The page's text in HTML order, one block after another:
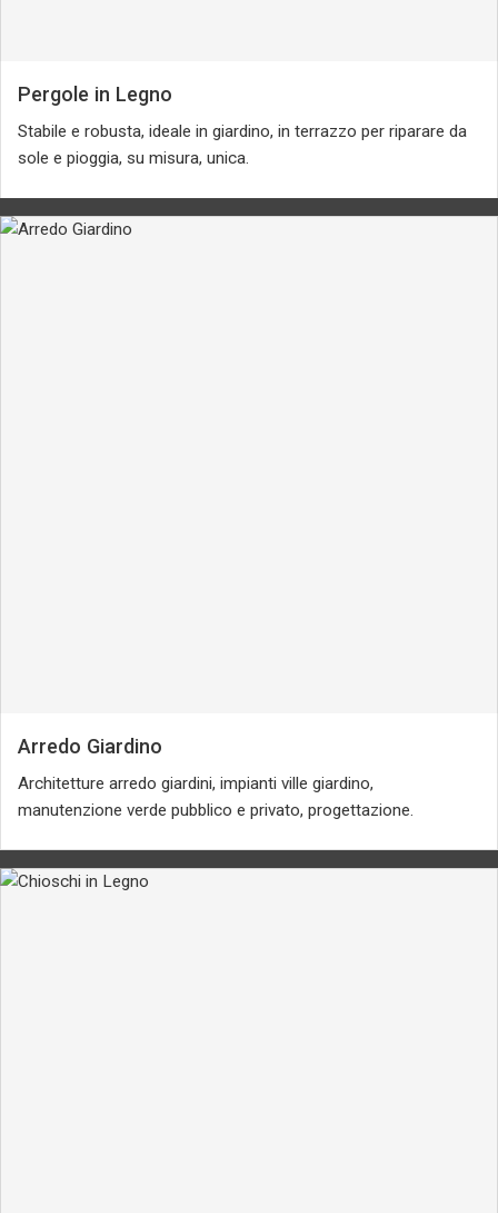
Pergole in Legno
Stabile e robusta, ideale in giardino, in terrazzo per riparare da
sole e pioggia, su misura, unica.
Arredo Giardino
Architetture arredo giardini, impianti ville giardino,
manutenzione verde pubblico e privato, progettazione.